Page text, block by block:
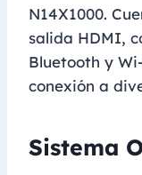
N14X1000.
salida HDMI,
Bluetooth y
conexión a
Sistema